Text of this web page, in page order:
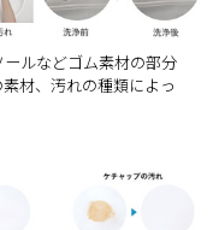
ルなどゴム素材の部分
材、汚れの種類によっ